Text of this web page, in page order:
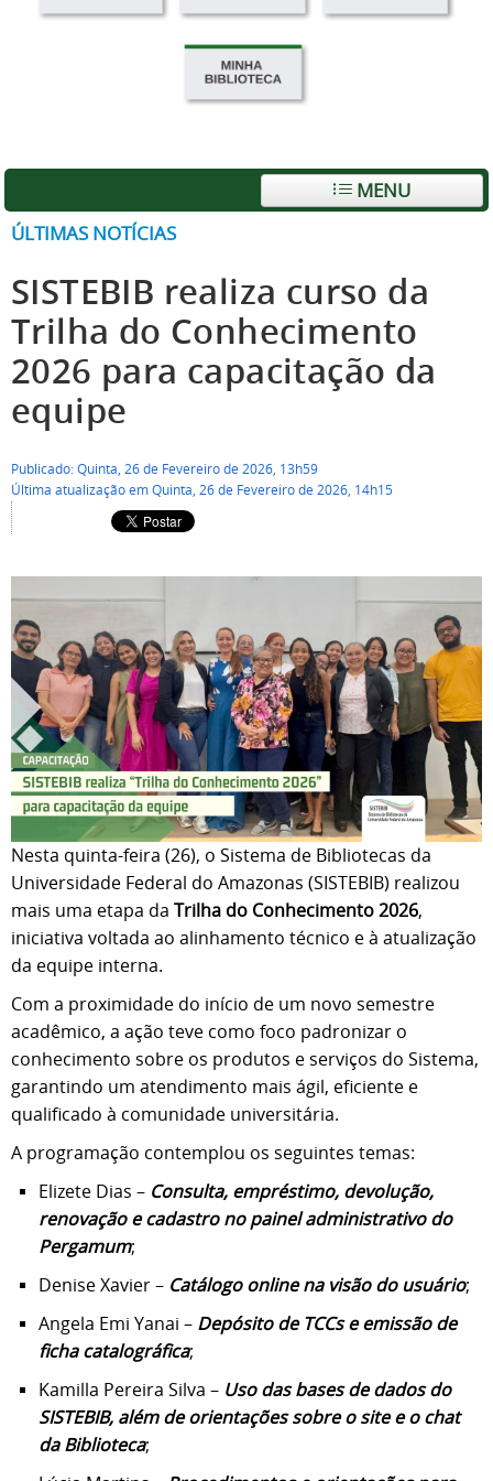
MENU
ÚLTIMAS NOTÍCIAS
SISTEBIB realiza curso da
Trilha do Conhecimento
2026 para capacitação da
equipe
Publicado: Quinta, 26 de Fevereiro de 2026, 13h59
Última atualização em Quinta, 26 de Fevereiro de 2026, 14h15
Nesta quinta-feira (26), o Sistema de Bibliotecas da
Universidade Federal do Amazonas (SISTEBIB) realizou
mais uma etapa da Trilha do Conhecimento 2026,
iniciativa voltada ao alinhamento técnico e à atualização
da equipe interna.
Com a proximidade do início de um novo semestre
acadêmico, a ação teve como foco padronizar o
conhecimento sobre os produtos e serviços do Sistema,
garantindo um atendimento mais ágil, eficiente e
qualificado à comunidade universitária.
A programação contemplou os seguintes temas:
Elizete Dias – Consulta, empréstimo, devolução,
renovação e cadastro no painel administrativo do
Pergamum;
Denise Xavier – Catálogo online na visão do usuário;
Angela Emi Yanai – Depósito de TCCs e emissão de
ficha catalográfica;
Kamilla Pereira Silva – Uso das bases de dados do
SISTEBIB, além de orientações sobre o site e o chat
da Biblioteca;